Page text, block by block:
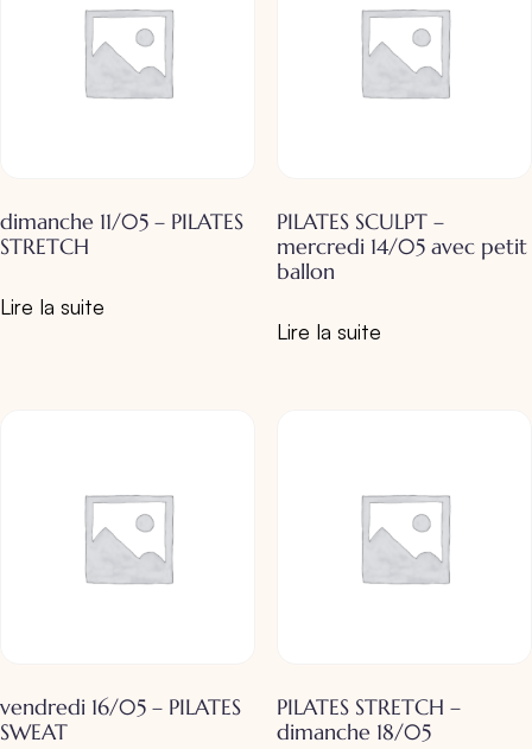
dimanche 11/05 – PILATES
STRETCH
Lire la suite
PILATES SCULPT –
mercredi 14/05 avec petit
ballon
Lire la suite
vendredi 16/05 – PILATES
SWEAT
PILATES STRETCH –
dimanche 18/05